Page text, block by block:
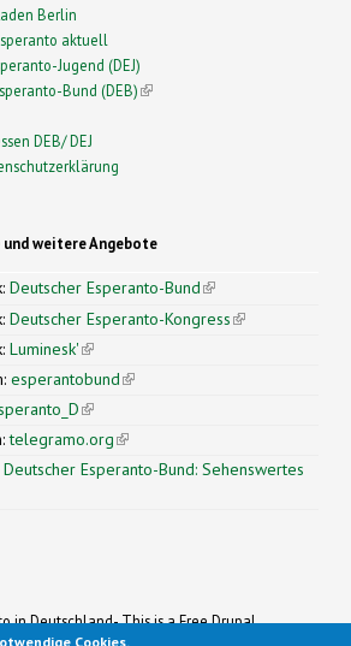
Berlin
aktuell
Jugend (DEJ)
Bund (DEB)(link is external)
DEB/ DEJ
weitere Angebote
Deutscher Esperanto-Bund(link is
external)
Deutscher Esperanto-Kongress(link is
Luminesk'(link is external)
esperantobund(link is external)
(link is external)
telegramo.org(link is external)
Deutscher Esperanto-Bund: Sehenswertes
in Deutschland- This is a Free Drupal
Theme
Cookies.